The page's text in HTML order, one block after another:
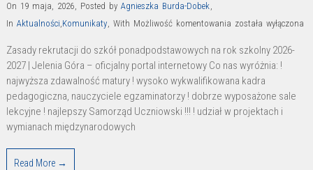
On 19 maja, 2026, Posted by Agnieszka Burda-Dobek,
In Aktualności,Komunikaty, With Możliwość komentowania Zapraszamy
Żeroma!!!
została wyłączona
Zasady rekrutacji do szkół ponadpodstawowych na rok szkolny 2026-
2027 | Jelenia Góra – oficjalny portal internetowy Co nas wyróżnia: !
najwyższa zdawalność matury ! wysoko wykwalifikowana kadra
pedagogiczna, nauczyciele egzaminatorzy ! dobrze wyposażone sale
lekcyjne ! najlepszy Samorząd Uczniowski !!! ! udział w projektach i
wymianach międzynarodowych
Read More →